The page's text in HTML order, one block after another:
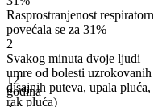
Rasprostranjenost
povećala se za 31%
2
Svakog minuta dvoje ljudi
umre od bolesti uzrokovanih
disajnih puteva, upala
rak pluća)
12
godina